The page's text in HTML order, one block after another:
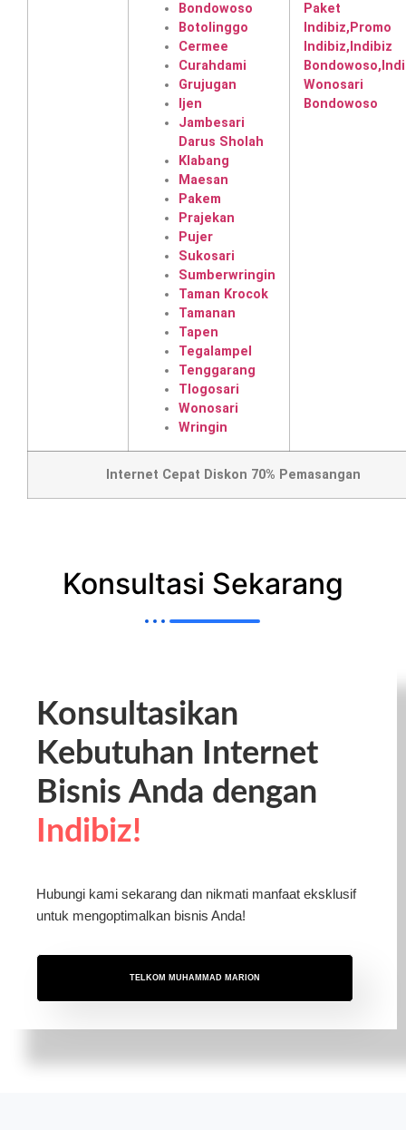
Bondowoso
Botolinggo
Cermee
Curahdami
Grujugan
Ijen
Jambesari
Darus Sholah
Klabang
Maesan
Pakem
Prajekan
Pujer
Sukosari
Sumberwringin
Taman Krocok
Tamanan
Tapen
Tegalampel
Tenggarang
Tlogosari
Wonosari
Wringin
Internet Cepat Diskon 70% Pemasangan
Konsultasi Sekarang
Konsultasikan
Kebutuhan Internet
Bisnis Anda dengan
Indibiz!
Hubungi kami sekarang dan nikmati manfaat eksklusif
untuk mengoptimalkan bisnis Anda!
TELKOM MUHAMMAD MARION